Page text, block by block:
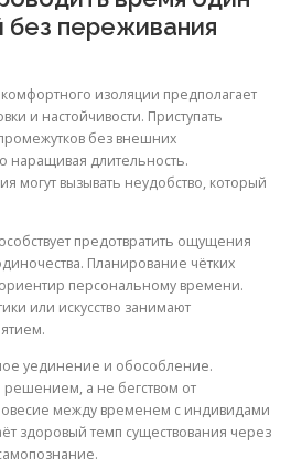
без переживания
изоляции предполагает
и настойчивости. Приступать
без внешних
наращивая длительность.
могут вызывать неудобство, который
предотвратить ощущения
Планирование чётких
персональному времени.
или искусство занимают
уединение и обособление.
а не бегством от
между временем с индивидами
здоровый темп существования через